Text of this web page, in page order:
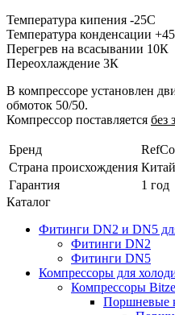
Температура кипения -25С
Температура конденсации
Перегрев на всасывании 10К
Переохлаждение 3К
В компрессоре установлен
обмоток 50/50.
Компрессор поставляется без
Бренд
Страна происхождения Китай
Гарантия
1 год
Каталог
Фитинги DN2 и DN5
Фитинги DN2
Фитинги DN5
Компрессоры для
Компрессоры
Поршневые